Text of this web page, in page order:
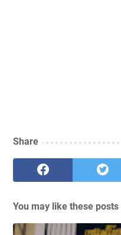
Share
You may like these posts